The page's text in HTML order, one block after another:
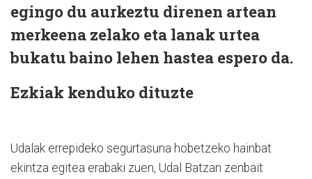
egingo du aurkeztu direnen artean
merkeena zelako eta lanak urtea
bukatu baino lehen hastea espero da.
Ezkiak kenduko dituzte
Udalak errepideko segurtasuna hobetzeko hainbat
ekintza egitea erabaki zuen, Udal Batzan zenbait